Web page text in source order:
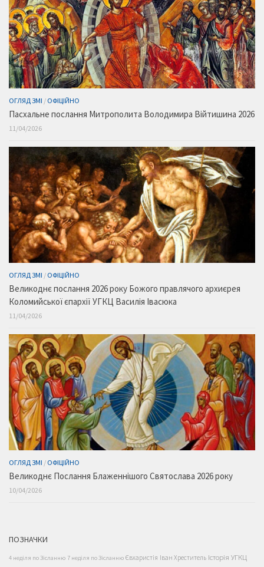
ОГЛЯД ЗМІ / ОФІЦІЙНО
Пасхальне послання Митрополита Володимира Війтишина 2026
11/04/2026
ОГЛЯД ЗМІ / ОФІЦІЙНО
Великоднє послання 2026 року Божого правлячого архиєрея
Коломийської єпархії УГКЦ Василія Івасюка
11/04/2026
ОГЛЯД ЗМІ / ОФІЦІЙНО
Великоднє Послання Блаженнішого Святослава 2026 року
10/04/2026
ПОЗНАЧКИ
4 неділя по Зісланню 7 неділя по Зісланню Євхаристія Іван Хреститель Історія УГКЦ